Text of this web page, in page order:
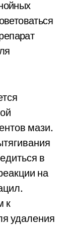
мази.
в
на
к
удаления